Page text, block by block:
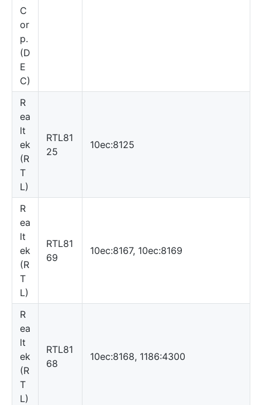
C
or
p.
(D
E
C)
R
ea
lt
ek
(R
T
L)
RTL81
25
10ec:8125
R
ea
lt
ek
(R
T
L)
RTL81
69
10ec:8167, 10ec:8169
R
ea
lt
ek
(R
T
L)
RTL81
68
10ec:8168, 1186:4300